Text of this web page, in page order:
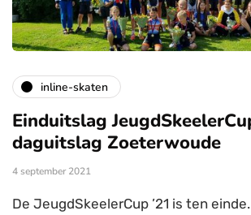
inline-skaten
Einduitslag
daguitslag Zoeterwoude
4 september 2021
De JeugdSkeelerCup ’21 is ten